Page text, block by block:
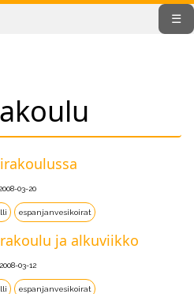
☰
2008-03-20
espanjanvesikoirat
ja alkuviikko
2008-03-12
espanjanvesikoirat